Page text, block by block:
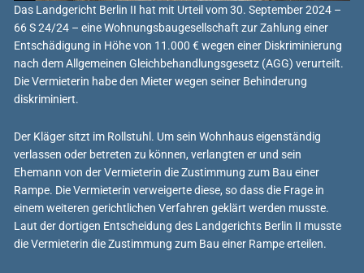
Das Landgericht Berlin II hat mit Urteil vom 30. September 2024 –
66 S 24/24 – eine Wohnungsbaugesellschaft zur Zahlung einer
Entschädigung in Höhe von 11.000 € wegen einer Diskriminierung
nach dem Allgemeinen Gleichbehandlungsgesetz (AGG) verurteilt.
Die Vermieterin habe den Mieter wegen seiner Behinderung
diskriminiert.
Der Kläger sitzt im Rollstuhl. Um sein Wohnhaus eigenständig
verlassen oder betreten zu können, verlangten er und sein
Ehemann von der Vermieterin die Zustimmung zum Bau einer
Rampe. Die Vermieterin verweigerte diese, so dass die Frage in
einem weiteren gerichtlichen Verfahren geklärt werden musste.
Laut der dortigen Entscheidung des Landgerichts Berlin II musste
die Vermieterin die Zustimmung zum Bau einer Rampe erteilen.